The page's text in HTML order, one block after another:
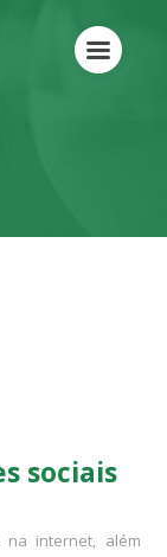
sociais
na internet, além